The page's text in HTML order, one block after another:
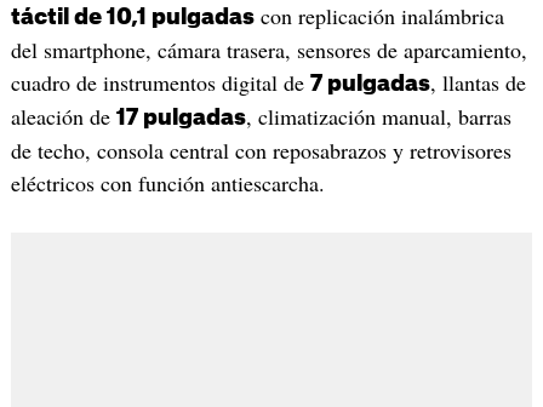
táctil de 10,1 pulgadascon replicación inalámbrica
del smartphone, cámara trasera, sensores de aparcamiento,
cuadro de instrumentos digital de 7 pulgadas, llantas de
aleación de 17 pulgadas, climatización manual, barras
de techo, consola central con reposabrazos y retrovisores
eléctricos con función antiescarcha.